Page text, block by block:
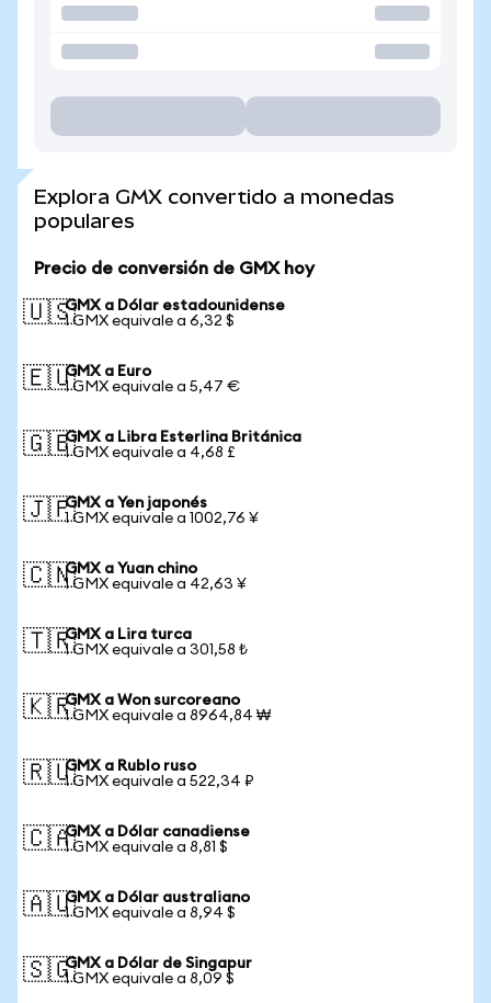
Explora GMX convertido a monedas
populares
Precio de conversión de GMX hoy
🇺🇸GMX a Dólar estadounidense
1 GMX equivale a 6,32 $
🇪🇺GMX a Euro
1 GMX equivale a 5,47 €
🇬🇧GMX a Libra Esterlina Británica
1 GMX equivale a 4,68 £
🇯🇵GMX a Yen japonés
1 GMX equivale a 1002,76 ¥
🇨🇳GMX a Yuan chino
1 GMX equivale a 42,63 ¥
🇹🇷GMX a Lira turca
1 GMX equivale a 301,58 ₺
🇰🇷GMX a Won surcoreano
1 GMX equivale a 8964,84 ₩
🇷🇺GMX a Rublo ruso
1 GMX equivale a 522,34 ₽
🇨🇦GMX a Dólar canadiense
1 GMX equivale a 8,81 $
🇦🇺GMX a Dólar australiano
1 GMX equivale a 8,94 $
🇸🇬GMX a Dólar de Singapur
1 GMX equivale a 8,09 $